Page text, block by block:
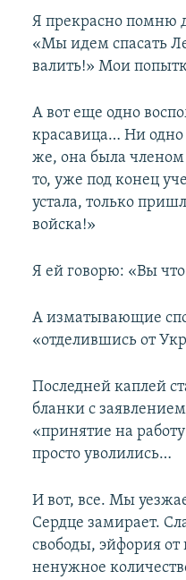
Я прекрасно помню
«Мы идем спасать
валить!» Мои
А вот еще одно
красавица… Ни одно
же, она была
то, уже под конец
устала, только
войска!»
Я ей говорю: «Вы
А изматывающие
«отделившись от
Последней каплей
бланки с
«принятие на
просто уволились…
И вот, все. Мы
Сердце замирает.
свободы, эйфория от
ненужное